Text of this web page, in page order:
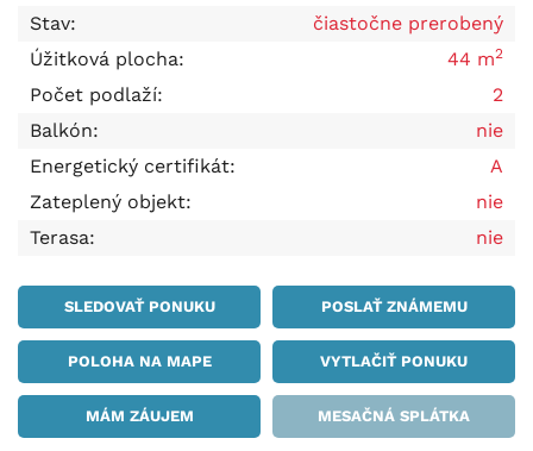
Stav:
čiastočne prerobený
Úžitková plocha:
44 m2
Počet podlaží:
2
Balkón:
nie
Energetický certifikát:
A
Zateplený objekt:
nie
Terasa:
nie
SLEDOVAŤ PONUKU POSLAŤ ZNÁMEMU
POLOHA NA MAPE VYTLAČIŤ PONUKU
MÁM ZÁUJEM MESAČNÁ SPLÁTKA